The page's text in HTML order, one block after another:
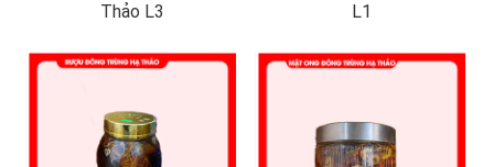
Thảo L3
L1